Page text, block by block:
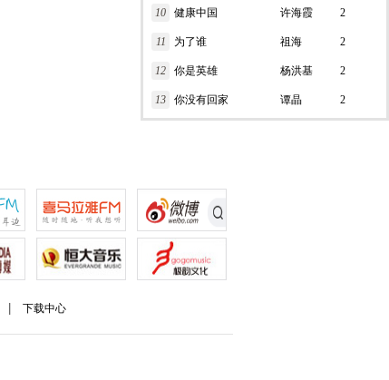
10 健康中国 许海霞 2
11 为了谁 祖海 2
12 你是英雄 杨洪基 2
13 你没有回家 谭晶 2
下载中心